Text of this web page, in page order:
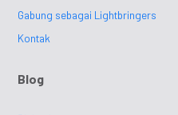
Gabung sebagai Lightbringers
Kontak
Blog